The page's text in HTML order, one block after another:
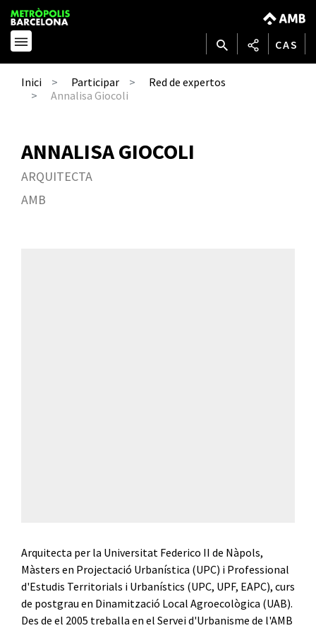
CAS
Inici Participar
Red de expertos
Annalisa Giocoli
ANNALISA GIOCOLI
ARQUITECTA
AMB
Arquitecta per la Universitat Federico II de Nàpols,
Màsters en Projectació Urbanística (UPC) i Professional
d'Estudis Territorials i Urbanístics (UPC, UPF, EAPC), curs
de postgrau en Dinamització Local Agroecològica (UAB).
Des de el 2005 treballa en el Servei d'Urbanisme de l'AMB